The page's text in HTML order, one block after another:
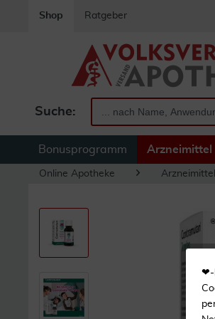
Shop Ratgeber
Suche:
Bonusprogramm Arzneimittel
Online Apotheke Arzneimittel
❤-